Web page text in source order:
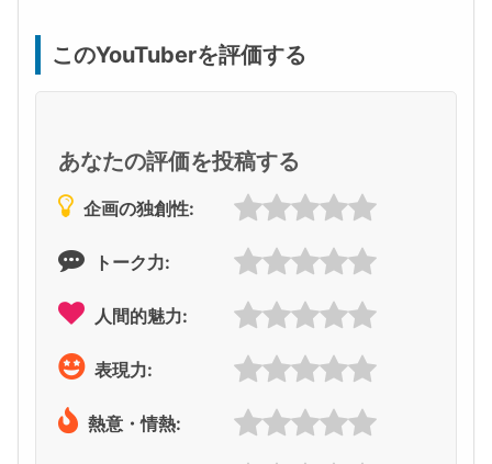
このYouTuberを評価する
あなたの評価を投稿する
企画の独創性:
トーク力:
人間的魅力:
表現力:
熱意・情熱: